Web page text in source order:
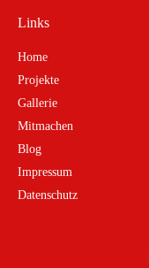
Links
Home
Projekte
Gallerie
Mitmachen
Blog
Impressum
Datenschutz